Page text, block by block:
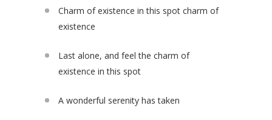
Charm of existence in this spot charm of
existence
Last alone, and feel the charm of
existence in this spot
A wonderful serenity has taken